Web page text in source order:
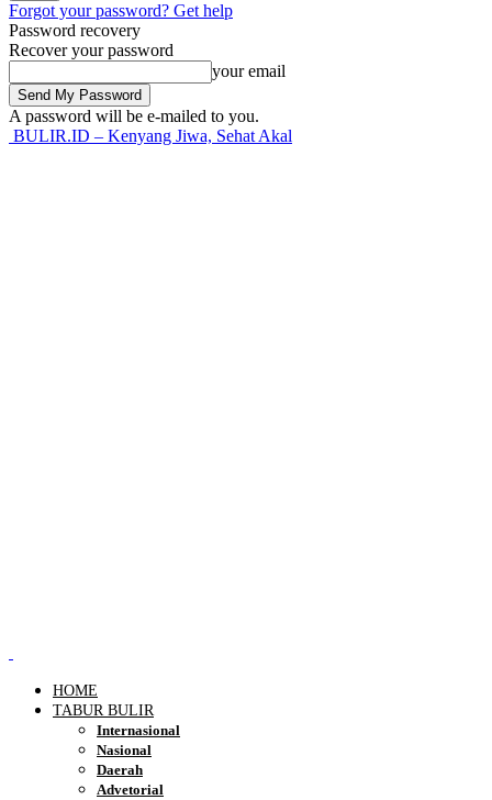
Forgot your password? Get help
Password recovery
Recover your password
your email
A password will be e-mailed to you.
BULIR.ID – Kenyang Jiwa, Sehat Akal
HOME
TABUR BULIR
Internasional
Nasional
Daerah
Advetorial